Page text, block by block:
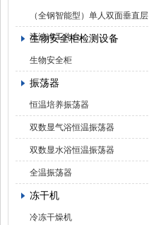
（全钢智能型）单人双面垂直层
流洁净工作台
生物安全柜检测设备
生物安全柜
振荡器
恒温培养振荡器
双数显气浴恒温振荡器
双数显水浴恒温振荡器
全温振荡器
冻干机
冷冻干燥机